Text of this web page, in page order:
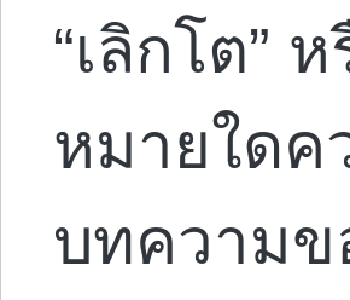
“เลิกโต”
หมายใดค
บทความข